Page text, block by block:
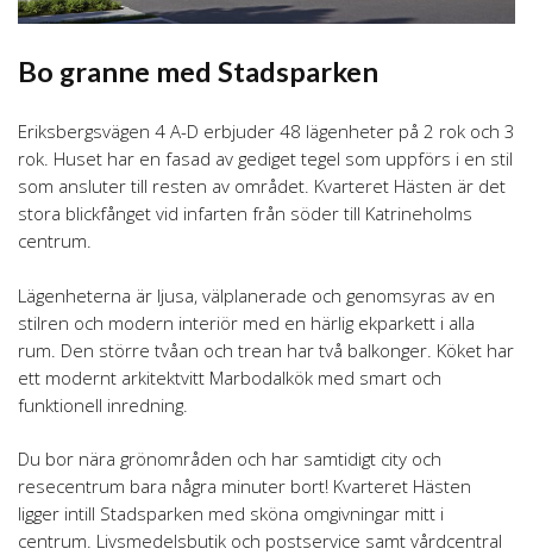
Bo granne med Stadsparken
Eriksbergsvägen 4 A-D erbjuder 48 lägenheter på 2 rok och 3
rok. Huset har en fasad av gediget tegel som uppförs i en stil
som ansluter till resten av området. Kvarteret Hästen är det
stora blickfånget vid infarten från söder till Katrineholms
centrum.
Lägenheterna är ljusa, välplanerade och genomsyras av en
stilren och modern interiör med en härlig ekparkett i alla
rum. Den större tvåan och trean har två balkonger. Köket har
ett modernt arkitektvitt Marbodalkök med smart och
funktionell inredning.
Du bor nära grönområden och har samtidigt city och
resecentrum bara några minuter bort! Kvarteret Hästen
ligger intill Stadsparken med sköna omgivningar mitt i
centrum. Livsmedelsbutik och postservice samt vårdcentral